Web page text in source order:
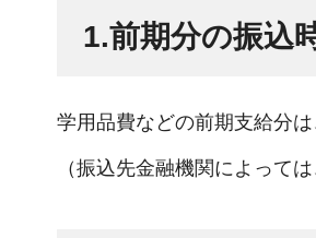
1.前期分の振込
学用品費などの前期支給分
（振込先金融機関によって